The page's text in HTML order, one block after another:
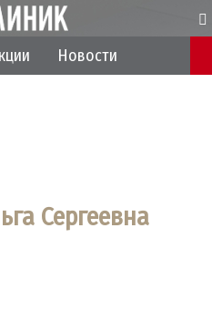
Новости
Сергеевна